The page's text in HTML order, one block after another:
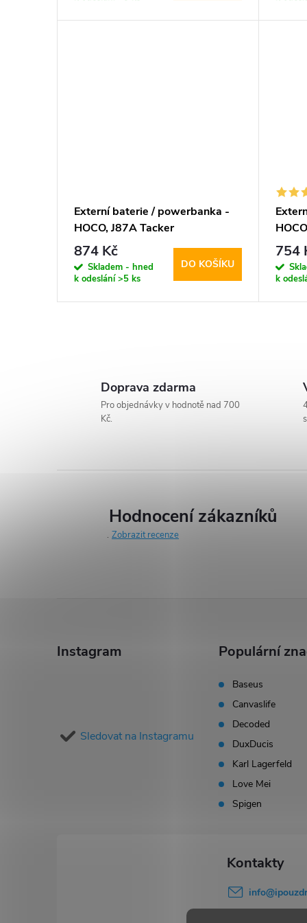
t
d
Externí baterie / powerbanka -
HOCO, J87A Tacker
PD20W+QC3.0 20000mAh
Black
874 Kč
Skladem - hned
k odeslání>5 ks
DO KOŠÍKU
754
k
d
k
ý
Doprava zdarma
Pro objednávky v hodnotě nad 700
Kč.
Hodnocení zákazníků
Zobrazit recenze
Instagram
Sledovat na Instagramu
Populární
Baseus
Canvaslife
Decoded
DuxDucis
Karl Lagerfeld
Love Mei
Spigen
info@